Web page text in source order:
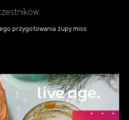
przygotowania zupy miso